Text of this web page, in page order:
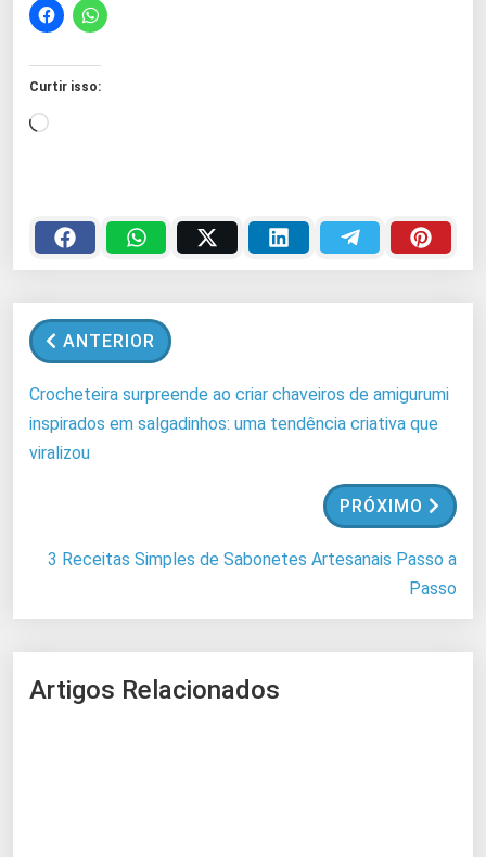
Curtir isso:
C
e
g
n
d
ANTERIOR
Crocheteira surpreende ao criar chaveiros de amigurumi
inspirados em salgadinhos: uma tendência criativa que
viralizou
PRÓXIMO
3 Receitas Simples de Sabonetes Artesanais Passo a
Passo
Artigos Relacionados